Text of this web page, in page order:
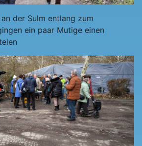
der Sulm entlang zum
ein paar Mutige einen